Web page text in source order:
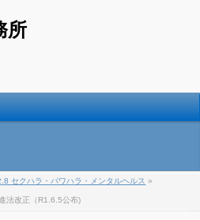
所
セクハラ・パワハラ・メンタルヘルス »
法改正（R1.6.5公布)